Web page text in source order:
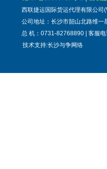
西联捷运国际货运代理有限公司
公司地址：长沙市韶山北路维一
总 机：0731-82768890 | 客服
技术支持:长沙与争网络